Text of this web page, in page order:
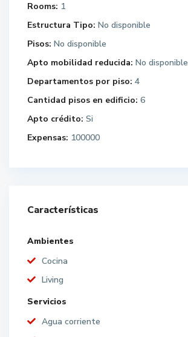
Rooms: 1
Estructura Tipo: No disponible
Pisos: No disponible
Apto mobilidad reducida: No disponible
Departamentos por piso: 4
Cantidad pisos en edificio: 6
Apto crédito: Si
Expensas: 100000
Características
Ambientes
Cocina
Living
Servicios
Agua corriente